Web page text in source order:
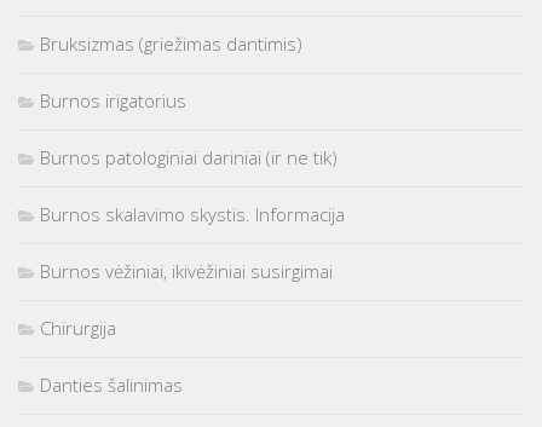
Bruksizmas (griežimas dantimis)
Burnos irigatorius
Burnos patologiniai dariniai (ir ne tik)
Burnos skalavimo skystis. Informacija
Burnos vėžiniai, ikivėžiniai susirgimai
Chirurgija
Danties šalinimas